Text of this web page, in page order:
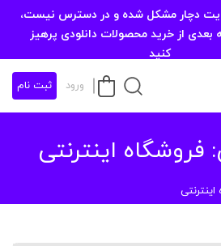
دچار مشکل شده و در دسترس نیست،
بعدی از خرید محصولات دانلودی پرهیز
کنید
ورود ثبت نام
فروشگاه اینترنتی